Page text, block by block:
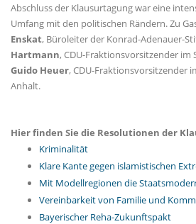
Abschluss der Klausurtagung war eine
Umfang mit den politischen Rändern. Zu
Enskat, Büroleiter der Konrad-Adenauer-
Hartmann, CDU-Fraktionsvorsitzender im
Guido Heuer, CDU-Fraktionsvorsitzender
Anhalt.
Hier finden Sie die Resolutionen der
Kriminalität
Klare Kante gegen islamistischen
Mit Modellregionen die
Vereinbarkeit von Familie und
Bayerischer Reha-Zukunftspakt